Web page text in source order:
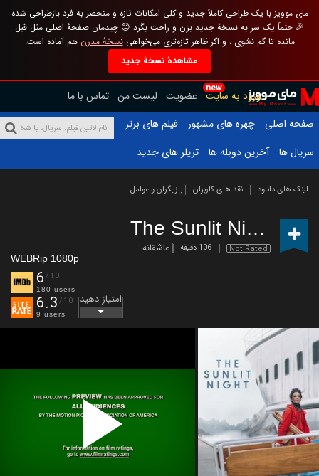
مای موویز با یک طراحی کاملاً جدید و کلی امکانات تازه و منحصر به فرد بازطراحی شده
🎉 حتماً یک سر به نسخهٔ جدید بزن و راحت بگرد 😊 چیدمان صفحهٔ اصلی مثل قبل
مانده تا گم نشوی ، و اگر ظاهر تازه‌تری می‌خواهینسخهٔ مدرن هم آماده است.
مشاهدهٔ نسخهٔ جدید
new
ورود به سایت عضویت لیست من تماس با ما
صفحه اصلی
چهره های مشهور
فیلم های برتر
سریال ها
آخرین دوبله ها تریلر های جدید
لینک های دانلود نقد های کاربران بازیگران و عوامل
The Sunlit Night
Not Rated 106 دقیقه عاشقانه
WEBRip 1080p
6 /10
180 users
6.3 /10
9 users
امتیاز دهید